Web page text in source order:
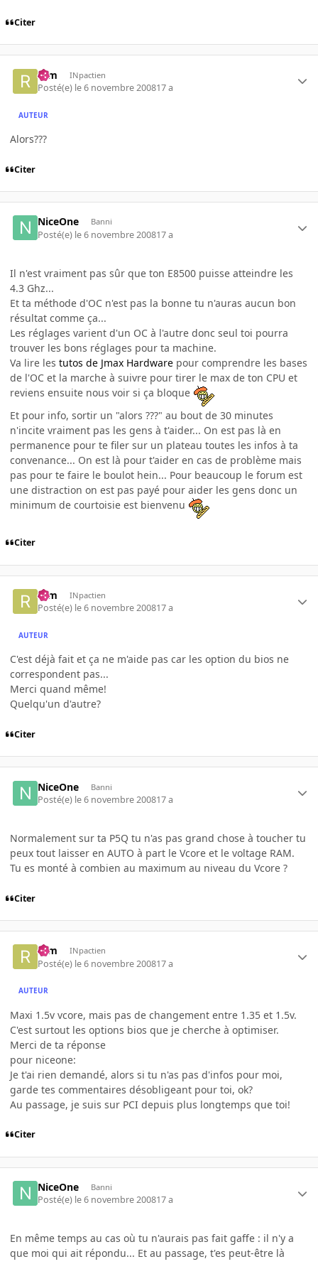
Citer
rem INpactien
Posté(e) le 6 novembre 200817 a
AUTEUR
Alors???
Citer
NiceOne Banni
Posté(e) le 6 novembre 200817 a
Il n'est vraiment pas sûr que ton E8500 puisse atteindre les
4.3 Ghz...
Et ta méthode d'OC n'est pas la bonne tu n'auras aucun bon
résultat comme ça...
Les réglages varient d'un OC à l'autre donc seul toi pourra
trouver les bons réglages pour ta machine.
Va lire les tutos de Jmax Hardware pour comprendre les bases
de l'OC et la marche à suivre pour tirer le max de ton CPU et
reviens ensuite nous voir si ça bloque
Et pour info, sortir un "alors ???" au bout de 30 minutes
n'incite vraiment pas les gens à t'aider... On est pas là en
permanence pour te filer sur un plateau toutes les infos à ta
convenance... On est là pour t'aider en cas de problème mais
pas pour te faire le boulot hein... Pour beaucoup le forum est
une distraction on est pas payé pour aider les gens donc un
minimum de courtoisie est bienvenu
Citer
rem INpactien
Posté(e) le 6 novembre 200817 a
AUTEUR
C'est déjà fait et ça ne m'aide pas car les option du bios ne
correspondent pas...
Merci quand même!
Quelqu'un d'autre?
Citer
NiceOne Banni
Posté(e) le 6 novembre 200817 a
Normalement sur ta P5Q tu n'as pas grand chose à toucher tu
peux tout laisser en AUTO à part le Vcore et le voltage RAM.
Tu es monté à combien au maximum au niveau du Vcore ?
Citer
rem INpactien
Posté(e) le 6 novembre 200817 a
AUTEUR
Maxi 1.5v vcore, mais pas de changement entre 1.35 et 1.5v.
C'est surtout les options bios que je cherche à optimiser.
Merci de ta réponse
pour niceone:
Je t'ai rien demandé, alors si tu n'as pas d'infos pour moi,
garde tes commentaires désobligeant pour toi, ok?
Au passage, je suis sur PCI depuis plus longtemps que toi!
Citer
NiceOne Banni
Posté(e) le 6 novembre 200817 a
En même temps au cas où tu n'aurais pas fait gaffe : il n'y a
que moi qui ait répondu... Et au passage, t'es peut-être là